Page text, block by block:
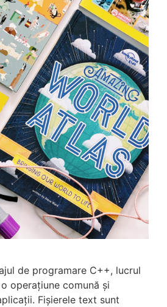
de programare C++, lucrul
operațiune comună și
Fișierele text sunt